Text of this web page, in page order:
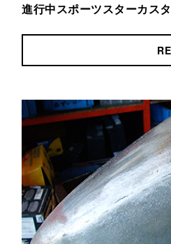
進行中スポーツスターカス